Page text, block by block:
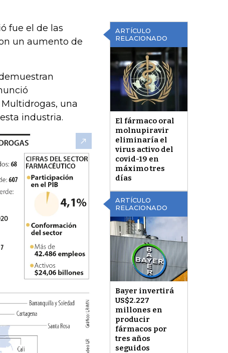
ARTÍCULO
RELACIONADO
El fármaco oral
molnupiravir
eliminaría el
virus activo del
covid-19 en
máximo tres
días
ARTÍCULO
RELACIONADO
Bayer invertirá
US$2.227
millones en
producir
fármacos por
tres años
seguidos
fue el de las
un aumento de
una
industria.